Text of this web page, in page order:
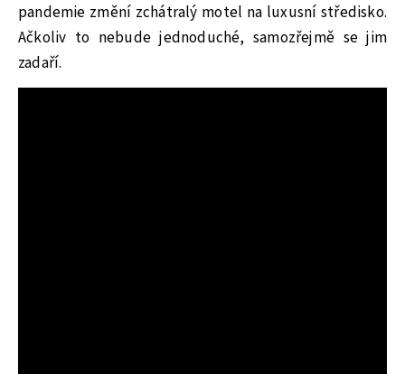
pandemie změní zchátralý motel na luxusní středisko.
Ačkoliv to nebude jednoduché, samozřejmě se jim
zadaří.